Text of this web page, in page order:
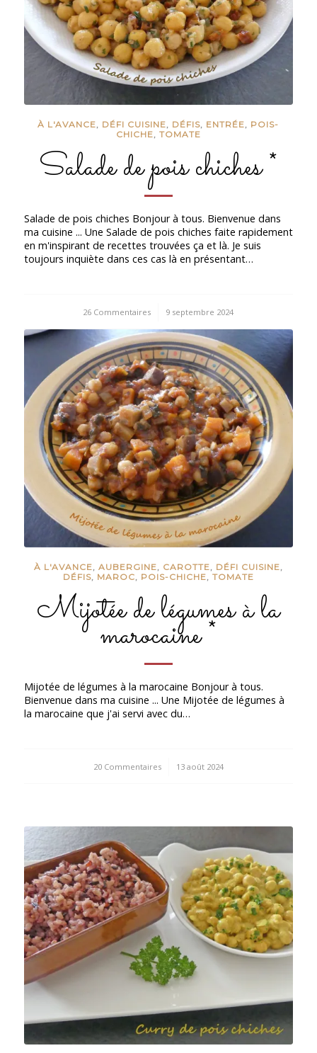
À L'AVANCE, DÉFI CUISINE, DÉFIS, ENTRÉE, POIS-
CHICHE, TOMATE
Salade de pois chiches *
Salade de pois chiches Bonjour à tous. Bienvenue dans
ma cuisine ... Une Salade de pois chiches faite rapidement
en m'inspirant de recettes trouvées ça et là. Je suis
toujours inquiète dans ces cas là en présentant…
26 Commentaires
/ 9 septembre 2024
À L'AVANCE, AUBERGINE, CAROTTE, DÉFI CUISINE,
DÉFIS, MAROC, POIS-CHICHE, TOMATE
Mijotée de légumes à la
marocaine *
Mijotée de légumes à la marocaine Bonjour à tous.
Bienvenue dans ma cuisine ... Une Mijotée de légumes à
la marocaine que j'ai servi avec du…
20 Commentaires
/ 13 août 2024